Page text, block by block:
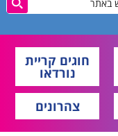
חוגים קריית
נורדאו
צהרונים